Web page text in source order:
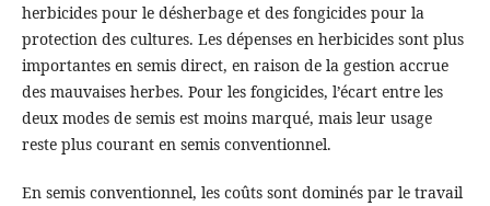
herbicides pour le désherbage et des fongicides pour la
protection des cultures. Les dépenses en herbicides sont plus
importantes en semis direct, en raison de la gestion accrue
des mauvaises herbes. Pour les fongicides, l’écart entre les
deux modes de semis est moins marqué, mais leur usage
reste plus courant en semis conventionnel.
En semis conventionnel, les coûts sont dominés par le travail